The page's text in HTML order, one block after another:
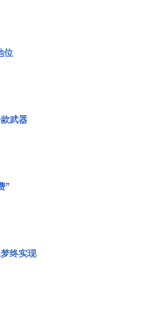
位
武器
”
终实现